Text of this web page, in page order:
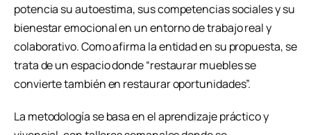
potencia su autoestima, sus competencias sociales y su
bienestar emocional en un entorno de trabajo real y
colaborativo. Como afirma la entidad en su propuesta, se
trata de un espacio donde “restaurar muebles se
convierte también en restaurar oportunidades”.
La metodología se basa en el aprendizaje práctico y